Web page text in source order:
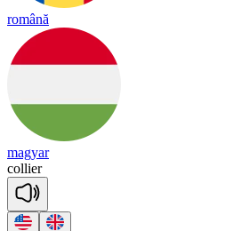
română
magyar
collier